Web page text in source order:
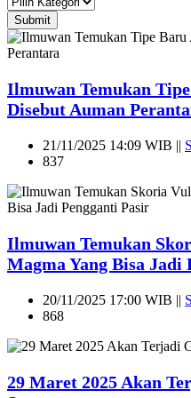
Submit
Ilmuwan Temukan
Disebut Auman
21/11/2025 14:09 WIB ||
837
Ilmuwan Temukan
Magma Yang Bisa Jadi
20/11/2025 17:00 WIB ||
868
29 Maret 2025 Akan